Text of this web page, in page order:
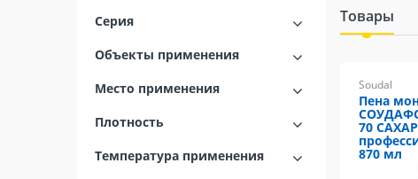
Серия
Объекты применения
Место применения
Плотность
Температура применения
Товары
Soudal
Пена
70
870 мл